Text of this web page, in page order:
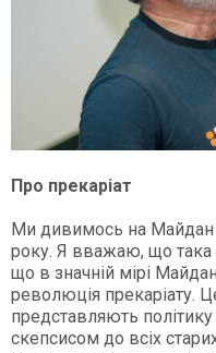
Про прекаріат
Ми дивимось на Майдан
року. Я вважаю, що така
що в значній мірі
революція прекаріату.
представляють політику
скепсисом до всіх